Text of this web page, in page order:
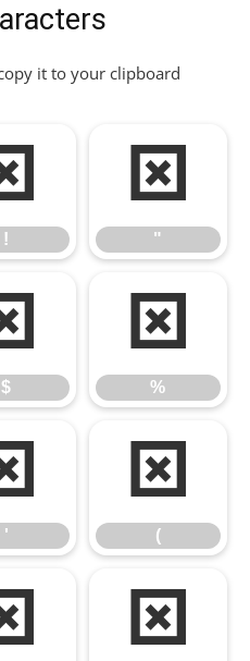
it to your clipboard
!
"
"
$
%
%
'
(
(
+